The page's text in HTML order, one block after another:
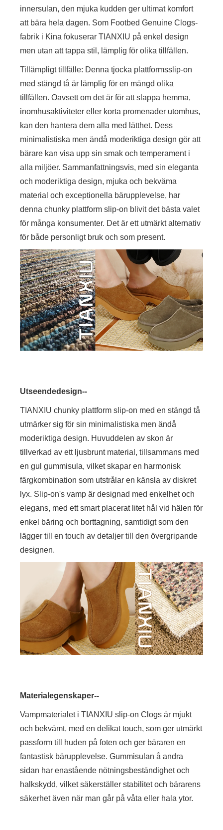
innersulan, den mjuka kudden ger ultimat komfort
att bära hela dagen. Som Footbed Genuine Clogs-
fabrik i Kina fokuserar TIANXIU på enkel design
men utan att tappa stil, lämplig för olika tillfällen.
Tillämpligt tillfälle: Denna tjocka plattformsslip-on
med stängd tå är lämplig för en mängd olika
tillfällen. Oavsett om det är för att slappa hemma,
inomhusaktiviteter eller korta promenader utomhus,
kan den hantera dem alla med lätthet. Dess
minimalistiska men ändå moderiktiga design gör att
bärare kan visa upp sin smak och temperament i
alla miljöer. Sammanfattningsvis, med sin eleganta
och moderiktiga design, mjuka och bekväma
material och exceptionella bärupplevelse, har
denna chunky plattform slip-on blivit det bästa valet
för många konsumenter. Det är ett utmärkt alternativ
för både personligt bruk och som present.
Utseendedesign--
TIANXIU chunky plattform slip-on med en stängd tå
utmärker sig för sin minimalistiska men ändå
moderiktiga design. Huvuddelen av skon är
tillverkad av ett ljusbrunt material, tillsammans med
en gul gummisula, vilket skapar en harmonisk
färgkombination som utstrålar en känsla av diskret
lyx. Slip-on's vamp är designad med enkelhet och
elegans, med ett smart placerat litet hål vid hälen för
enkel bäring och borttagning, samtidigt som den
lägger till en touch av detaljer till den övergripande
designen.
Materialegenskaper--
Vampmaterialet i TIANXIU slip-on Clogs är mjukt
och bekvämt, med en delikat touch, som ger utmärkt
passform till huden på foten och ger bäraren en
fantastisk bärupplevelse. Gummisulan å andra
sidan har enastående nötningsbeständighet och
halkskydd, vilket säkerställer stabilitet och bärarens
säkerhet även när man går på våta eller hala ytor.